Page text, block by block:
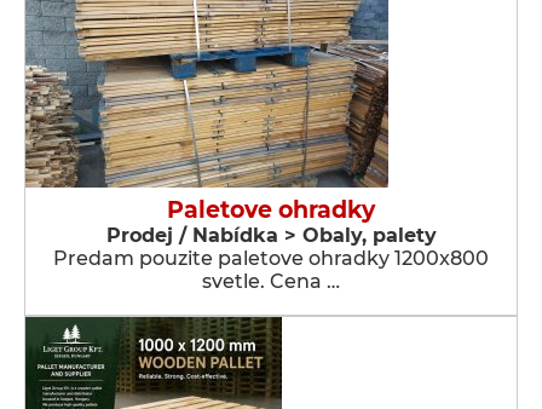
Paletove ohradky
Prodej / Nabídka > Obaly, palety
Predam pouzite paletove ohradky 1200x800
svetle. Cena …